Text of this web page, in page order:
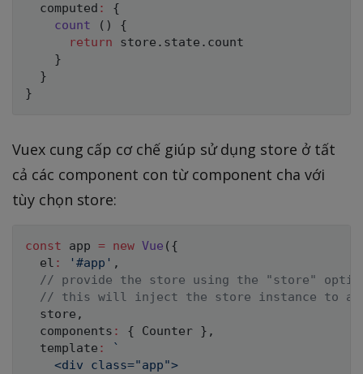
  computed
:
{
count
( )
{
return store . state . count
}
}
}
Vuex cung cấp cơ chế giúp sử dụng store ở tất
cả các component con từ component cha với
tùy chọn store:
const app = new Vue ( {
  el
: '#app' ,
// provide the store using the "store"
// this will inject the store instance to all
  store
,
  components
: { Counter } ,
  template
:
`
    <div class="app">